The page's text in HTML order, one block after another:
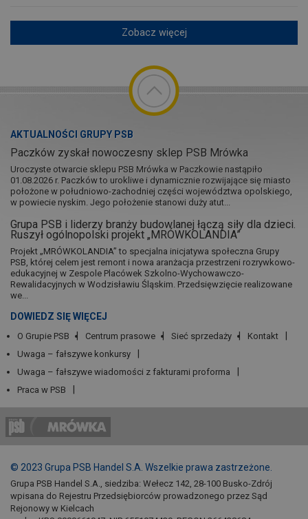
Zobacz więcej
AKTUALNOŚCI GRUPY PSB
Paczków zyskał nowoczesny sklep PSB Mrówka
Uroczyste otwarcie sklepu PSB Mrówka w Paczkowie nastąpiło
01.08.2026 r. Paczków to urokliwe i dynamicznie rozwijające się miasto
położone w południowo-zachodniej części województwa opolskiego,
w powiecie nyskim. Jego położenie stanowi duży atut...
Grupa PSB i liderzy branży budowlanej łączą siły dla dzieci.
Ruszył ogólnopolski projekt „MRÓWKOLANDIA”
Projekt „MRÓWKOLANDIA” to specjalna inicjatywa społeczna Grupy
PSB, której celem jest remont i nowa aranżacja przestrzeni rozrywkowo-
edukacyjnej w Zespole Placówek Szkolno-Wychowawczo-
Rewalidacyjnych w Wodzisławiu Śląskim. Przedsięwzięcie realizowane
we...
DOWIEDZ SIĘ WIĘCEJ
O Grupie PSB Centrum prasowe Sieć sprzedaży
Kontakt
Uwaga – fałszywe konkursy
Uwaga – fałszywe wiadomości z fakturami proforma
Praca w PSB
© 2023 Grupa PSB Handel S.A. Wszelkie prawa zastrzeżone.
Grupa PSB Handel S.A., siedziba: Wełecz 142, 28-100 Busko-Zdrój
wpisana do Rejestru Przedsiębiorców prowadzonego przez Sąd
Rejonowy w Kielcach